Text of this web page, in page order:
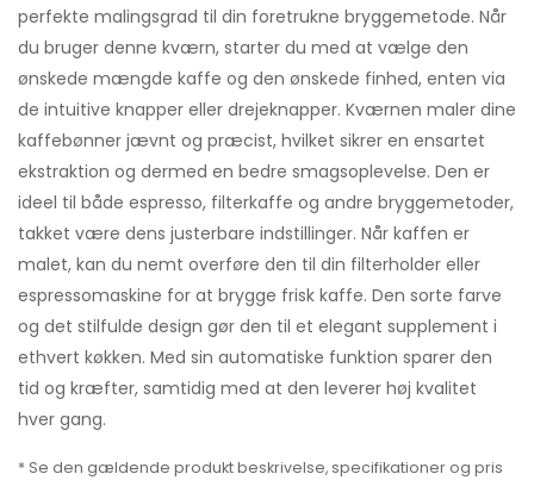
perfekte malingsgrad til din foretrukne bryggemetode. Når
du bruger denne kværn, starter du med at vælge den
ønskede mængde kaffe og den ønskede finhed, enten via
de intuitive knapper eller drejeknapper. Kværnen maler dine
kaffebønner jævnt og præcist, hvilket sikrer en ensartet
ekstraktion og dermed en bedre smagsoplevelse. Den er
ideel til både espresso, filterkaffe og andre bryggemetoder,
takket være dens justerbare indstillinger. Når kaffen er
malet, kan du nemt overføre den til din filterholder eller
espressomaskine for at brygge frisk kaffe. Den sorte farve
og det stilfulde design gør den til et elegant supplement i
ethvert køkken. Med sin automatiske funktion sparer den
tid og kræfter, samtidig med at den leverer høj kvalitet
hver gang.
* Se den gældende produkt beskrivelse, specifikationer og pris